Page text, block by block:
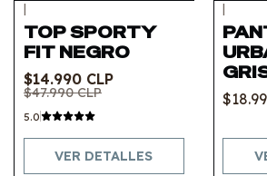
Agotado
|
TOP SPORTY
FIT NEGRO
$14.990 CLP
$47.990 CLP
5.0
VER DETALLES
|